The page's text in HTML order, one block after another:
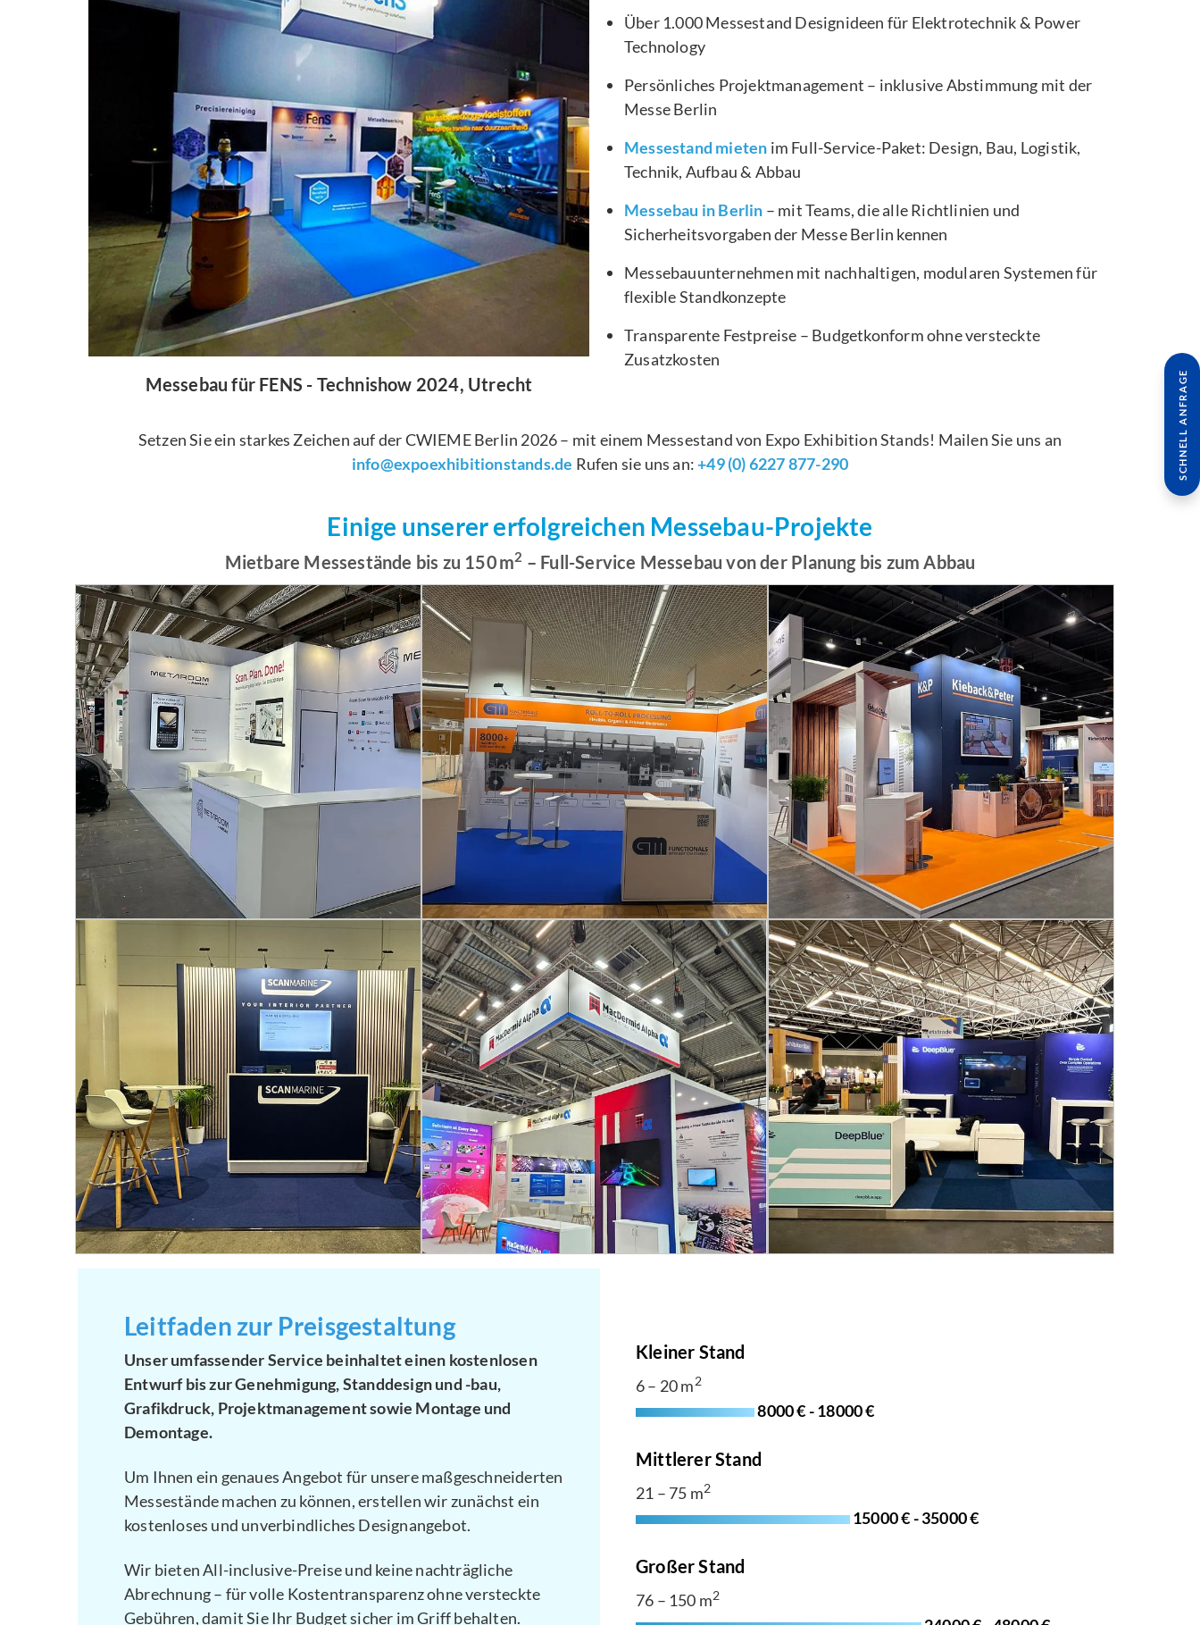
Messebau für FENS - Technishow 2024, Utrecht
Über 1.000 Messestand Designideen für Elektrotechnik & Power
Technology
Persönliches Projektmanagement – inklusive Abstimmung mit der
Messe Berlin
Messestand mieten im Full-Service-Paket: Design, Bau, Logistik,
Technik, Aufbau & Abbau
Messebau in Berlin – mit Teams, die alle Richtlinien und
Sicherheitsvorgaben der Messe Berlin kennen
Messebauunternehmen mit nachhaltigen, modularen Systemen für
flexible Standkonzepte
Transparente Festpreise – Budgetkonform ohne versteckte
Zusatzkosten
Setzen Sie ein starkes Zeichen auf der CWIEME Berlin 2026 – mit einem Messestand von Expo Exhibition Stands! Mailen Sie uns an
info@expoexhibitionstands.de Rufen sie uns an:+49 (0) 6227 877-290
Einige unserer erfolgreichen Messebau-Projekte
Mietbare Messestände bis zu 150 m2 – Full-Service Messebau von der Planung bis zum Abbau
Leitfaden zur Preisgestaltung
Unser umfassender Service beinhaltet einen kostenlosen
Entwurf bis zur Genehmigung, Standdesign und -bau,
Grafikdruck, Projektmanagement sowie Montage und
Demontage.
Um Ihnen ein genaues Angebot für unsere maßgeschneiderten
Messestände machen zu können, erstellen wir zunächst ein
kostenloses und unverbindliches Designangebot.
Wir bieten All-inclusive-Preise und keine nachträgliche
Abrechnung – für volle Kostentransparenz ohne versteckte
Gebühren, damit Sie Ihr Budget sicher im Griff behalten.
Kleiner Stand
6 – 20 m2
8000 € - 18000 €
Mittlerer Stand
21 – 75 m2
15000 € - 35000 €
Großer Stand
76 – 150 m2
SCHNELL ANFRAGE